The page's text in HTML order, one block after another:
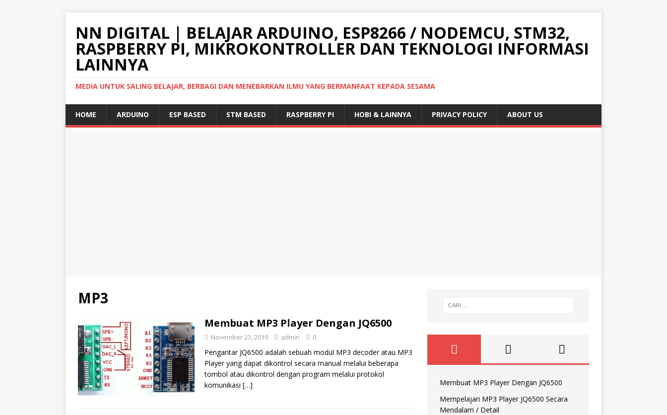
NN DIGITAL | BELAJAR ARDUINO, ESP8266 / NODEMCU, STM32,
RASPBERRY PI, MIKROKONTROLLER DAN TEKNOLOGI INFORMASI
LAINNYA
MEDIA UNTUK SALING BELAJAR, BERBAGI DAN MENEBARKAN ILMU YANG BERMANFAAT KEPADA SESAMA
HOME ARDUINO ESP BASED STM BASED RASPBERRY PI HOBI & LAINNYA PRIVACY POLICY ABOUT US
MP3
Membuat MP3 Player Dengan JQ6500
November 23, 2019 admin 0
Pengantar JQ6500 adalah sebuah modul MP3 decoder atau MP3
Player yang dapat dikontrol secara manual melalui beberapa
tombol atau dikontrol dengan program melalui protokol
komunikasi […]
Membuat MP3 Player Dengan JQ6500
Mempelajari MP3 Player JQ6500 Secara
Mendalam / Detail